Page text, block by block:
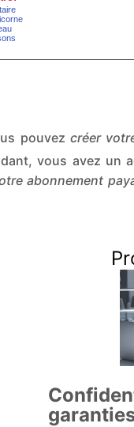
pouvezcréer
vous avez un
abonnement